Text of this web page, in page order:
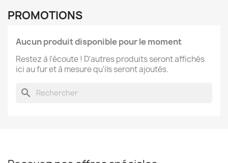
PROMOTIONS
Aucun produit disponible pour le moment
Restez à l'écoute ! D'autres produits seront affichés
ici au fur et à mesure qu'ils seront ajoutés.
search